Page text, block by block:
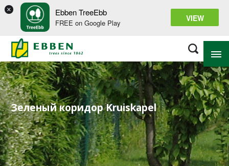
× Ebben TreeEbb
FREE on Google Play VIEW
О ПИТОМНИКЕ EBBEN
KNOW-HOW TO GROW
ПРОЕКТЫ
ДИЗАЙН И БЛАГОУСТРОЙСТВО
Зеленый коридор Kruiskapel